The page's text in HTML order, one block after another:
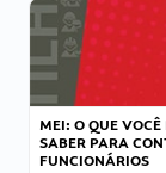
MEI: O QUE VOCÊ
SABER PARA
FUNCIONÁRIOS